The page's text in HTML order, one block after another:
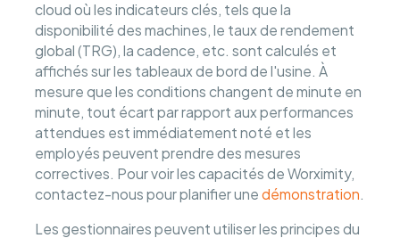
cloud où les indicateurs clés, tels que la
disponibilité des machines, le taux de rendement
global (TRG), la cadence, etc. sont calculés et
affichés sur les tableaux de bord de l'usine. À
mesure que les conditions changent de minute en
minute, tout écart par rapport aux performances
attendues est immédiatement noté et les
employés peuvent prendre des mesures
correctives. Pour voir les capacités de Worximity,
contactez-nous pour planifier unedémonstration.
Les gestionnaires peuvent utiliser les principes du